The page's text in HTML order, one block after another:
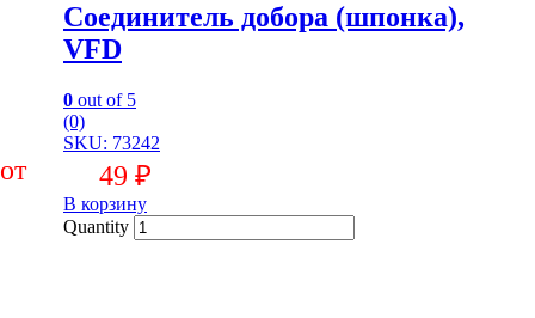
Соединитель добора (шпонка),
VFD
0 out of 5
(0)
SKU: 73242
49 ₽
В корзину
Quantity